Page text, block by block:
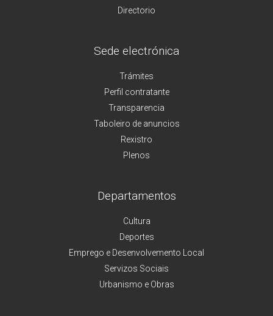
Directorio
Sede electrónica
Trámites
Perfil contratante
Transparencia
Taboleiro de anuncios
Rexistro
Plenos
Departamentos
Cultura
Deportes
Emprego e Desenvolvemento Local
Servizos Sociais
Urbanismo e Obras